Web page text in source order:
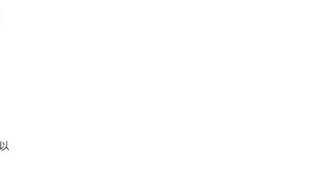
以